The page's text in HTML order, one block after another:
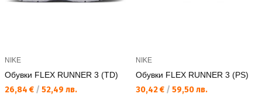
NIKE
Обувки FLEX RUNNER 3 (TD)
Текуща цена:
26,84 € / 52,49 лв.
NIKE
Обувки FLEX RUNNER 3 (PS)
Текуща цена:
30,42 € / 59,50 лв.